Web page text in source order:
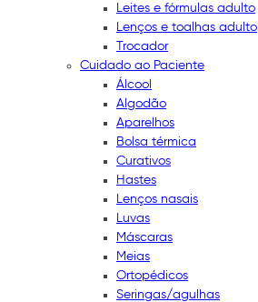
Leites e fórmulas adulto
Lenços e toalhas adulto
Trocador
Cuidado ao Paciente
Álcool
Algodão
Aparelhos
Bolsa térmica
Curativos
Hastes
Lenços nasais
Luvas
Máscaras
Meias
Ortopédicos
Seringas/agulhas